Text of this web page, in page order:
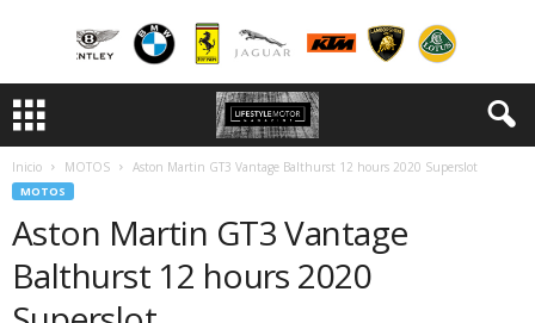
Inicio MOTOS Aston Martin GT3 Vantage Balthurst 12 hours 2020 Superslot
MOTOS
Aston Martin GT3 Vantage
Balthurst 12 hours 2020